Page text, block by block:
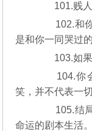
101.贱人
102.和你
是和你一同哭过
103.如果
104.你会
笑，并不代表一切
105.结局
命运的剧本生活。